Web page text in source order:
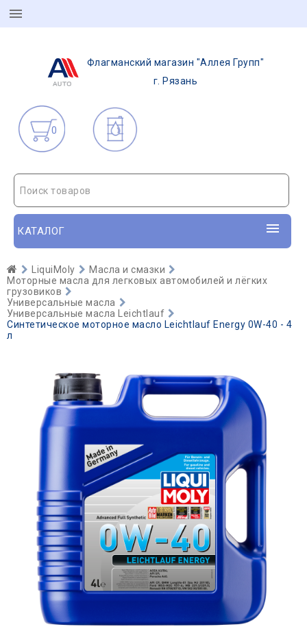
Флагманский магазин "Аллея Групп"
г. Рязань
0
Поиск товаров
КАТАЛОГ
LiquiMoly
Масла и смазки
Моторные масла для легковых автомобилей и лёгких
грузовиков
Универсальные масла
Универсальные масла Leichtlauf
Синтетическое моторное масло Leiсhtlauf Energy 0W-40 - 4
л